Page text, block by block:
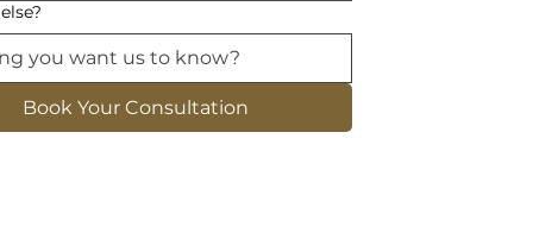
Book Your Consultation